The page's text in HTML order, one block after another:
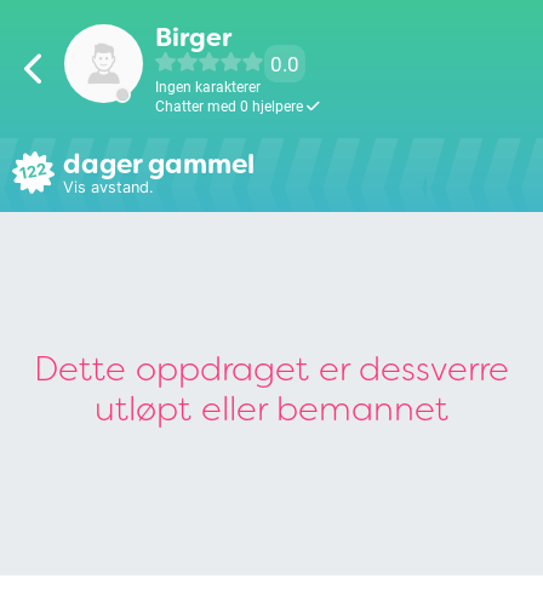
Birger
0.0
Ingen karakterer
Chatter med 0 hjelpere
122 dager gammel
Vis avstand.
Dette oppdraget er dessverre
utløpt eller bemannet